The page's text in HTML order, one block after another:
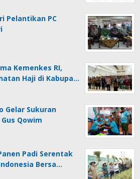
Pelantikan PC
Kemenkes RI,
Haji di Kabupa…
Gelar Sukuran
Qowim
Padi Serentak
Bersa…